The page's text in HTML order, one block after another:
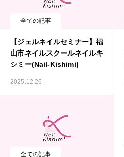
全ての記事
【ジェルネイルセミナー】福
山市ネイルスクールネイルキ
シミー(Nail-Kishimi)
2025.12.26
全ての記事